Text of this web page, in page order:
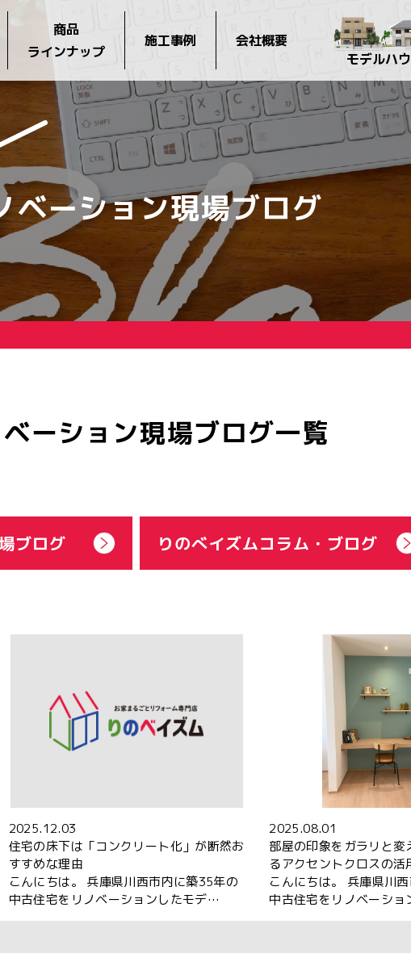
商品
ラインナップ
施工事例
会社概要
モデルハ
ベーション現場ブログ
ーション現場ブログ一覧
ブログ りのべイズムコラム・ブログ
2025.12.03
住宅の床下は「コンクリート化」が断然お
すすめな理由
こんにちは。 兵庫県川西市内に築35年の
中古住宅をリノベーションしたモデ…
2025.08.01
部屋の印象をガラリと変
るアクセントクロスの活
こんにちは。 兵庫県川
中古住宅をリノベーシ